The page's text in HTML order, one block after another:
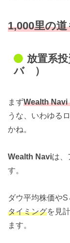
1,000里の
放置系
バ ）
まずWealth Navi
うな、いわゆる
かね。
Wealth Naviは、
す。
ダウ平均株価や
タイミングを見
ます。